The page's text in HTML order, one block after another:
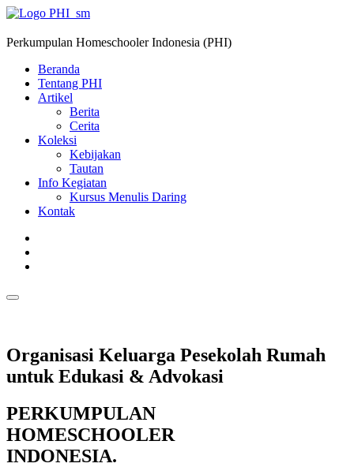
Perkumpulan Homeschooler Indonesia (PHI)
Beranda
Tentang PHI
Artikel
Berita
Cerita
Koleksi
Kebijakan
Tautan
Info Kegiatan
Kursus Menulis Daring
Kontak
Organisasi Keluarga Pesekolah Rumah
untuk Edukasi & Advokasi
PERKUMPULAN
HOMESCHOOLER
INDONESIA.